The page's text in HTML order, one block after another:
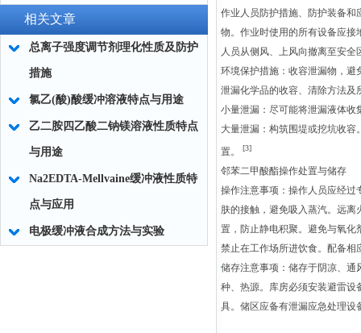
相关文章
总离子强度调节剂理化性质及防护
措施
氯乙(酸)酸缓冲溶液特点与用途
乙二胺四乙酸二钠镁溶液性质特点
与用途
Na2EDTA-Mellvaine缓冲液性质特
点与应用
电极缓冲液合成方法与实验
作业人员防护措施、防护装备和
物。作业时使用的所有设备应接
人员从侧风、上风向撤离至安全
环境保护措施：收容泄漏物，避
泄漏化学品的收容、清除方法及
小量泄漏：尽可能将泄漏液体收
大量泄漏：构筑围堤或挖坑收
置。
[3]
邻苯二甲酸酯操作处置与储存
操作注意事项：操作人员应经过
肤的接触，避免吸入蒸汽。远
置，防止静电积聚。避免与氧化
禁止在工作场所进饮食。配备相
储存注意事项：储存于阴凉、通
种、热源。库房必须安装避雷设
具。储区应备有泄漏应急处理设